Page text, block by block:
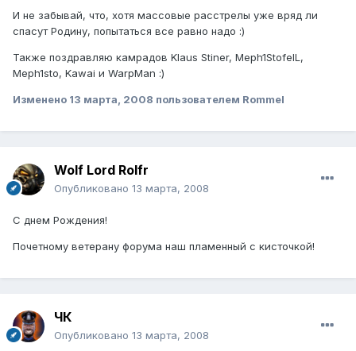
И не забывай, что, хотя массовые расстрелы уже вряд ли
спасут Родину, попытаться все равно надо :)
Также поздравляю камрадов Klaus Stiner, Meph1StofelL,
Meph1sto, Kawai и WarpMan :)
Изменено 13 марта, 2008 пользователем Rommel
Wolf Lord Rolfr
Опубликовано 13 марта, 2008
С днем Рождения!
Почетному ветерану форума наш пламенный с кисточкой!
ЧК
Опубликовано 13 марта, 2008